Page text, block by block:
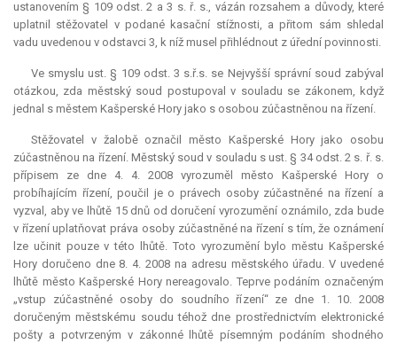
ustanovením § 109 odst. 2 a 3 s. ř. s., vázán rozsahem a důvody, které
uplatnil stěžovatel v podané kasační stížnosti, a přitom sám shledal
vadu uvedenou v odstavci 3, k níž musel přihlédnout z úřední povinnosti.
Ve smyslu ust. § 109 odst. 3 s.ř.s. se Nejvyšší správní soud zabýval
otázkou, zda městský soud postupoval v souladu se zákonem, když
jednal s městem Kašperské Hory jako s osobou zúčastněnou na řízení.
Stěžovatel v žalobě označil město Kašperské Hory jako osobu
zúčastněnou na řízení. Městský soud v souladu s ust. § 34 odst. 2 s. ř. s.
přípisem ze dne 4. 4. 2008 vyrozuměl město Kašperské Hory o
probíhajícím řízení, poučil je o právech osoby zúčastněné na řízení a
vyzval, aby ve lhůtě 15 dnů od doručení vyrozumění oznámilo, zda bude
v řízení uplatňovat práva osoby zúčastněné na řízení s tím, že oznámení
lze učinit pouze v této lhůtě. Toto vyrozumění bylo městu Kašperské
Hory doručeno dne 8. 4. 2008 na adresu městského úřadu. V uvedené
lhůtě město Kašperské Hory nereagovalo. Teprve podáním označeným
„vstup zúčastněné osoby do soudního řízení“ ze dne 1. 10. 2008
doručeným městskému soudu téhož dne prostřednictvím elektronické
pošty a potvrzeným v zákonné lhůtě písemným podáním shodného